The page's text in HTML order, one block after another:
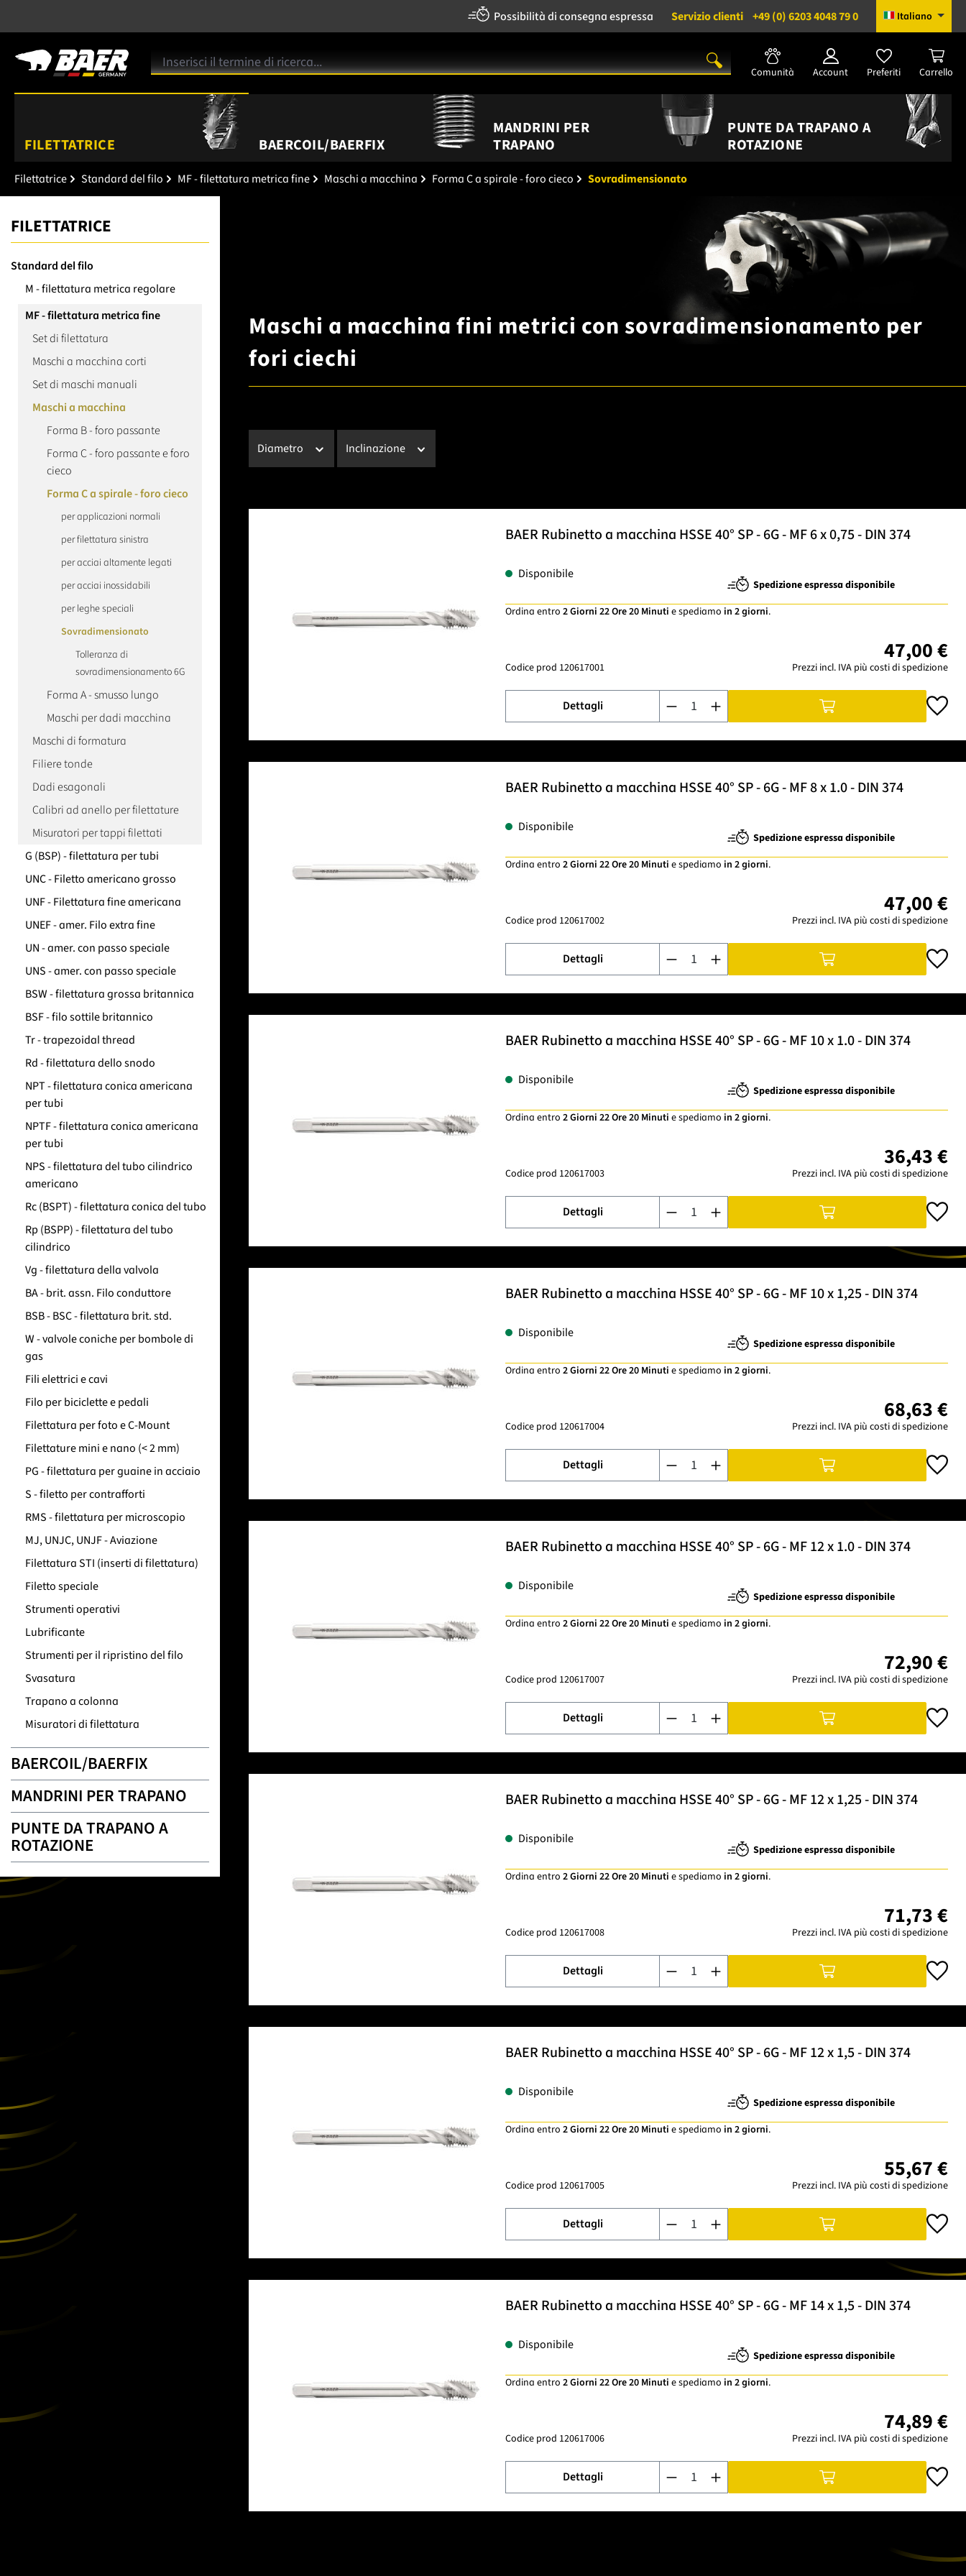
Possibilità di consegna espressa Servizio clienti +49 (0) 6203 4048 79 0 Italiano
Comunità Account Preferiti Carrello
FILETTATRICE BAERCOIL/BAERFIX
MANDRINI PER
TRAPANO
PUNTE DA TRAPANO A
ROTAZIONE
Filettatrice Standard del filo MF - filettatura metrica fine Maschi a macchina Forma C a spirale - foro cieco Sovradimensionato
FILETTATRICE
Standard del filo
M - filettatura metrica regolare
MF - filettatura metrica fine
Set di filettatura
Maschi a macchina corti
Set di maschi manuali
Maschi a macchina
Forma B - foro passante
Forma C - foro passante e foro
cieco
Forma C a spirale - foro cieco
per applicazioni normali
per filettatura sinistra
per acciai altamente legati
per acciai inossidabili
per leghe speciali
Sovradimensionato
Tolleranza di
sovradimensionamento 6G
Forma A - smusso lungo
Maschi per dadi macchina
Maschi di formatura
Filiere tonde
Dadi esagonali
Calibri ad anello per filettature
Misuratori per tappi filettati
G (BSP) - filettatura per tubi
UNC - Filetto americano grosso
UNF - Filettatura fine americana
UNEF - amer. Filo extra fine
UN - amer. con passo speciale
UNS - amer. con passo speciale
BSW - filettatura grossa britannica
BSF - filo sottile britannico
Tr - trapezoidal thread
Rd - filettatura dello snodo
NPT - filettatura conica americana
per tubi
NPTF - filettatura conica americana
per tubi
NPS - filettatura del tubo cilindrico
americano
Rc (BSPT) - filettatura conica del tubo
Rp (BSPP) - filettatura del tubo
cilindrico
Vg - filettatura della valvola
BA - brit. assn. Filo conduttore
BSB - BSC - filettatura brit. std.
W - valvole coniche per bombole di
gas
Fili elettrici e cavi
Filo per biciclette e pedali
Filettatura per foto e C-Mount
Filettature mini e nano (< 2 mm)
PG - filettatura per guaine in acciaio
S - filetto per contrafforti
RMS - filettatura per microscopio
MJ, UNJC, UNJF - Aviazione
Filettatura STI (inserti di filettatura)
Filetto speciale
Strumenti operativi
Lubrificante
Strumenti per il ripristino del filo
Svasatura
Trapano a colonna
Misuratori di filettatura
BAERCOIL/BAERFIX
MANDRINI PER TRAPANO
PUNTE DA TRAPANO A
ROTAZIONE
Maschi a macchina fini metrici con sovradimensionamento per
fori ciechi
Diametro Inclinazione
BAER Rubinetto a macchina HSSE 40° SP - 6G - MF 6 x 0,75 - DIN 374
Disponibile
Spedizione espressa disponibile
Ordina entro 2 Giorni 22 Ore 20 Minuti e spediamo in 2 giorni.
Codice prod 120617001
47,00 €
Prezzi incl. IVA più costi di spedizione
Dettagli
Quantità del prodotto: inserisci la quantità desiderata o usa
BAER Rubinetto a macchina HSSE 40° SP - 6G - MF 8 x 1.0 - DIN 374
Disponibile
Spedizione espressa disponibile
Ordina entro 2 Giorni 22 Ore 20 Minuti e spediamo in 2 giorni.
Codice prod 120617002
47,00 €
Prezzi incl. IVA più costi di spedizione
Dettagli
Quantità del prodotto: inserisci la quantità desiderata o usa
BAER Rubinetto a macchina HSSE 40° SP - 6G - MF 10 x 1.0 - DIN 374
Disponibile
Spedizione espressa disponibile
Ordina entro 2 Giorni 22 Ore 20 Minuti e spediamo in 2 giorni.
Codice prod 120617003
36,43 €
Prezzi incl. IVA più costi di spedizione
Dettagli
Quantità del prodotto: inserisci la quantità desiderata o usa
BAER Rubinetto a macchina HSSE 40° SP - 6G - MF 10 x 1,25 - DIN 374
Disponibile
Spedizione espressa disponibile
Ordina entro 2 Giorni 22 Ore 20 Minuti e spediamo in 2 giorni.
Codice prod 120617004
68,63 €
Prezzi incl. IVA più costi di spedizione
Dettagli
Quantità del prodotto: inserisci la quantità desiderata o usa
BAER Rubinetto a macchina HSSE 40° SP - 6G - MF 12 x 1.0 - DIN 374
Disponibile
Spedizione espressa disponibile
Ordina entro 2 Giorni 22 Ore 20 Minuti e spediamo in 2 giorni.
Codice prod 120617007
72,90 €
Prezzi incl. IVA più costi di spedizione
Dettagli
Quantità del prodotto: inserisci la quantità desiderata o usa
BAER Rubinetto a macchina HSSE 40° SP - 6G - MF 12 x 1,25 - DIN 374
Disponibile
Spedizione espressa disponibile
Ordina entro 2 Giorni 22 Ore 20 Minuti e spediamo in 2 giorni.
Codice prod 120617008
71,73 €
Prezzi incl. IVA più costi di spedizione
Dettagli
Quantità del prodotto: inserisci la quantità desiderata o usa
BAER Rubinetto a macchina HSSE 40° SP - 6G - MF 12 x 1,5 - DIN 374
Disponibile
Spedizione espressa disponibile
Ordina entro 2 Giorni 22 Ore 20 Minuti e spediamo in 2 giorni.
Codice prod 120617005
55,67 €
Prezzi incl. IVA più costi di spedizione
Dettagli
Quantità del prodotto: inserisci la quantità desiderata o usa
BAER Rubinetto a macchina HSSE 40° SP - 6G - MF 14 x 1,5 - DIN 374
Disponibile
Spedizione espressa disponibile
Ordina entro 2 Giorni 22 Ore 20 Minuti e spediamo in 2 giorni.
Codice prod 120617006
74,89 €
Prezzi incl. IVA più costi di spedizione
Dettagli
Quantità del prodotto: inserisci la quantità desiderata o usa